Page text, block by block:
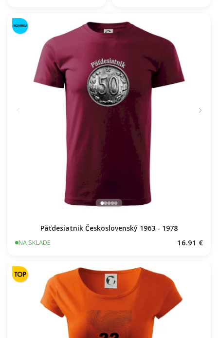
Päťdesiatnik Československý 1963 - 1978
NA SKLADE 16.91 €